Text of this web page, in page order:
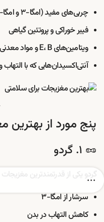
چربی‌های مفید (امگا-۳ و امگا-۶)
فیبر خوراکی و پروتئین گیاهی
ویتامین‌های E، B و مواد معدنی مثل منیزیم و پتاسیم
آنتی‌اکسیدان‌هایی که با
پنج مورد از بهترین
🥜 ۱. گردو
سرشار از امگا-۳
کاهش التهاب در بدن